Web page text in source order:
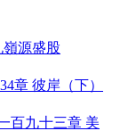
嶺源盛股
章 彼岸（下）
百九十三章 美